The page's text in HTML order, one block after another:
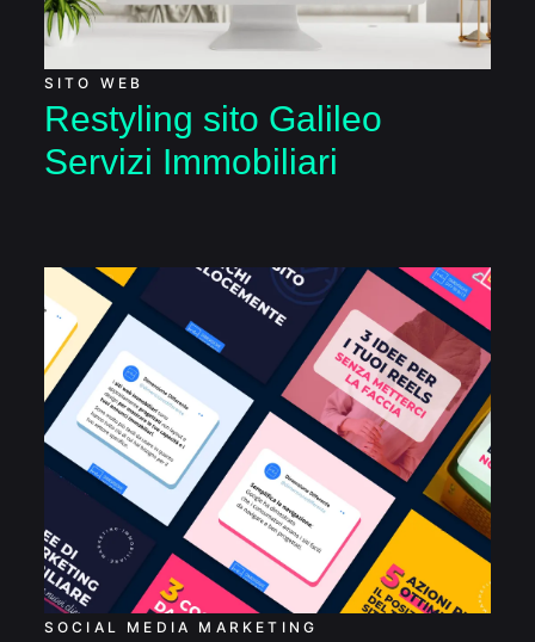
SITO WEB
Restyling sito Galileo
Servizi Immobiliari
Gestione social
Dimensione Differente
SOCIAL MEDIA MARKETING